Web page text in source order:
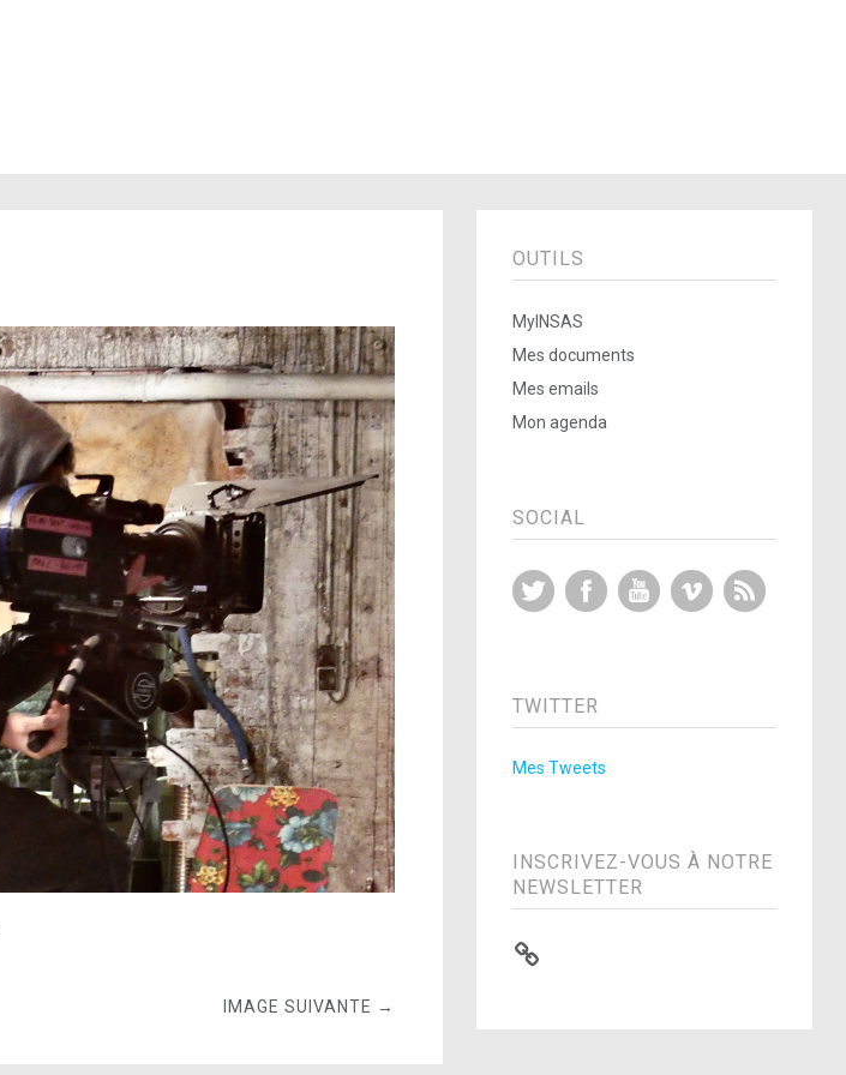
IMAGE SUIVANTE →
OUTILS
MyINSAS
Mes documents
Mes emails
Mon agenda
SOCIAL
Twitter FacebookYouTubeVimeo
TWITTER
Mes Tweets
INSCRIVEZ-VOUS À NOTRE
NEWSLETTER